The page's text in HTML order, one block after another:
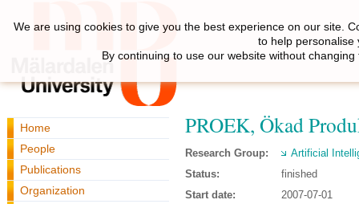
Home
People
Publications
Organization
PROEK, Ökad
Research Group:
Artificial
Status:
finished
Start date:
2007-07-01
We are using cookies to give you the best experience on our site.
to help personalise
By continuing to use our website without